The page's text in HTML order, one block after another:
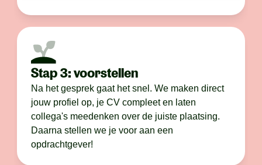
Stap 3: voorstellen
Na het gesprek gaat het snel. We maken direct
jouw profiel op, je CV compleet en laten
collega's meedenken over de juiste plaatsing.
Daarna stellen we je voor aan een
opdrachtgever!